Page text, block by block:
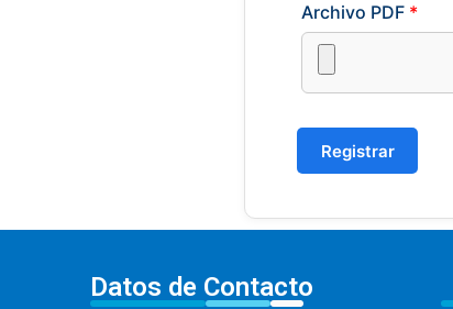
Archivo PDF *
Registrar
Datos de Contacto